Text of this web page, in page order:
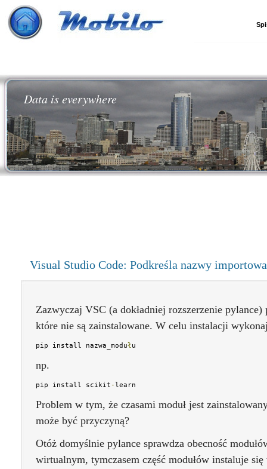
Data is everywhere
Visual Studio Code: Podkreśla nazwy
Zazwyczaj VSC (a dokładniej rozszerzenie pylance)
które nie są zainstalowane. W celu instalacji
pip install nazwa_modułu
np.
pip install scikit-learn
Problem w tym, że czasami moduł jest
może być przyczyną?
Otóż domyślnie pylance sprawdza obecność
wirtualnym, tymczasem część modułów instaluje